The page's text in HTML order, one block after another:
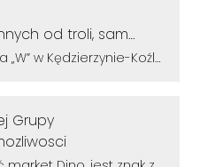
od troli, sam
rozumu.
Koźlu. Mieszkańcy uczcili pamięć powstańców warszawskich
Grupy